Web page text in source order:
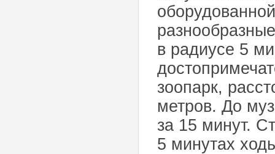
в радиусе 5
зоопарк,
метров. До
за 15 минут.
5 минутах